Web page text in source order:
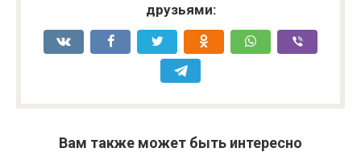
друзьями:
Вам также может быть интересно